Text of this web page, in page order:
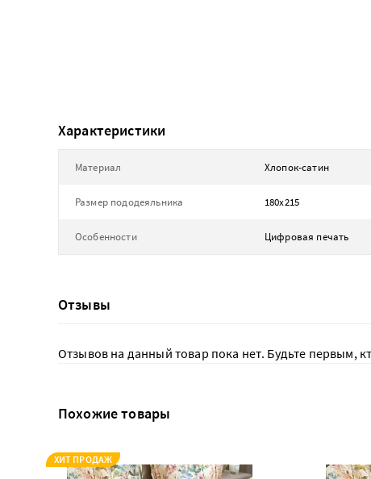
Характеристики
Материал Хлопок-сатин
Размер пододеяльника 180х215
Особенности Цифровая печать
Отзывы
Отзывов на данный товар пока нет. Будьте первым,
Похожие товары
ХИТ ПРОДАЖ